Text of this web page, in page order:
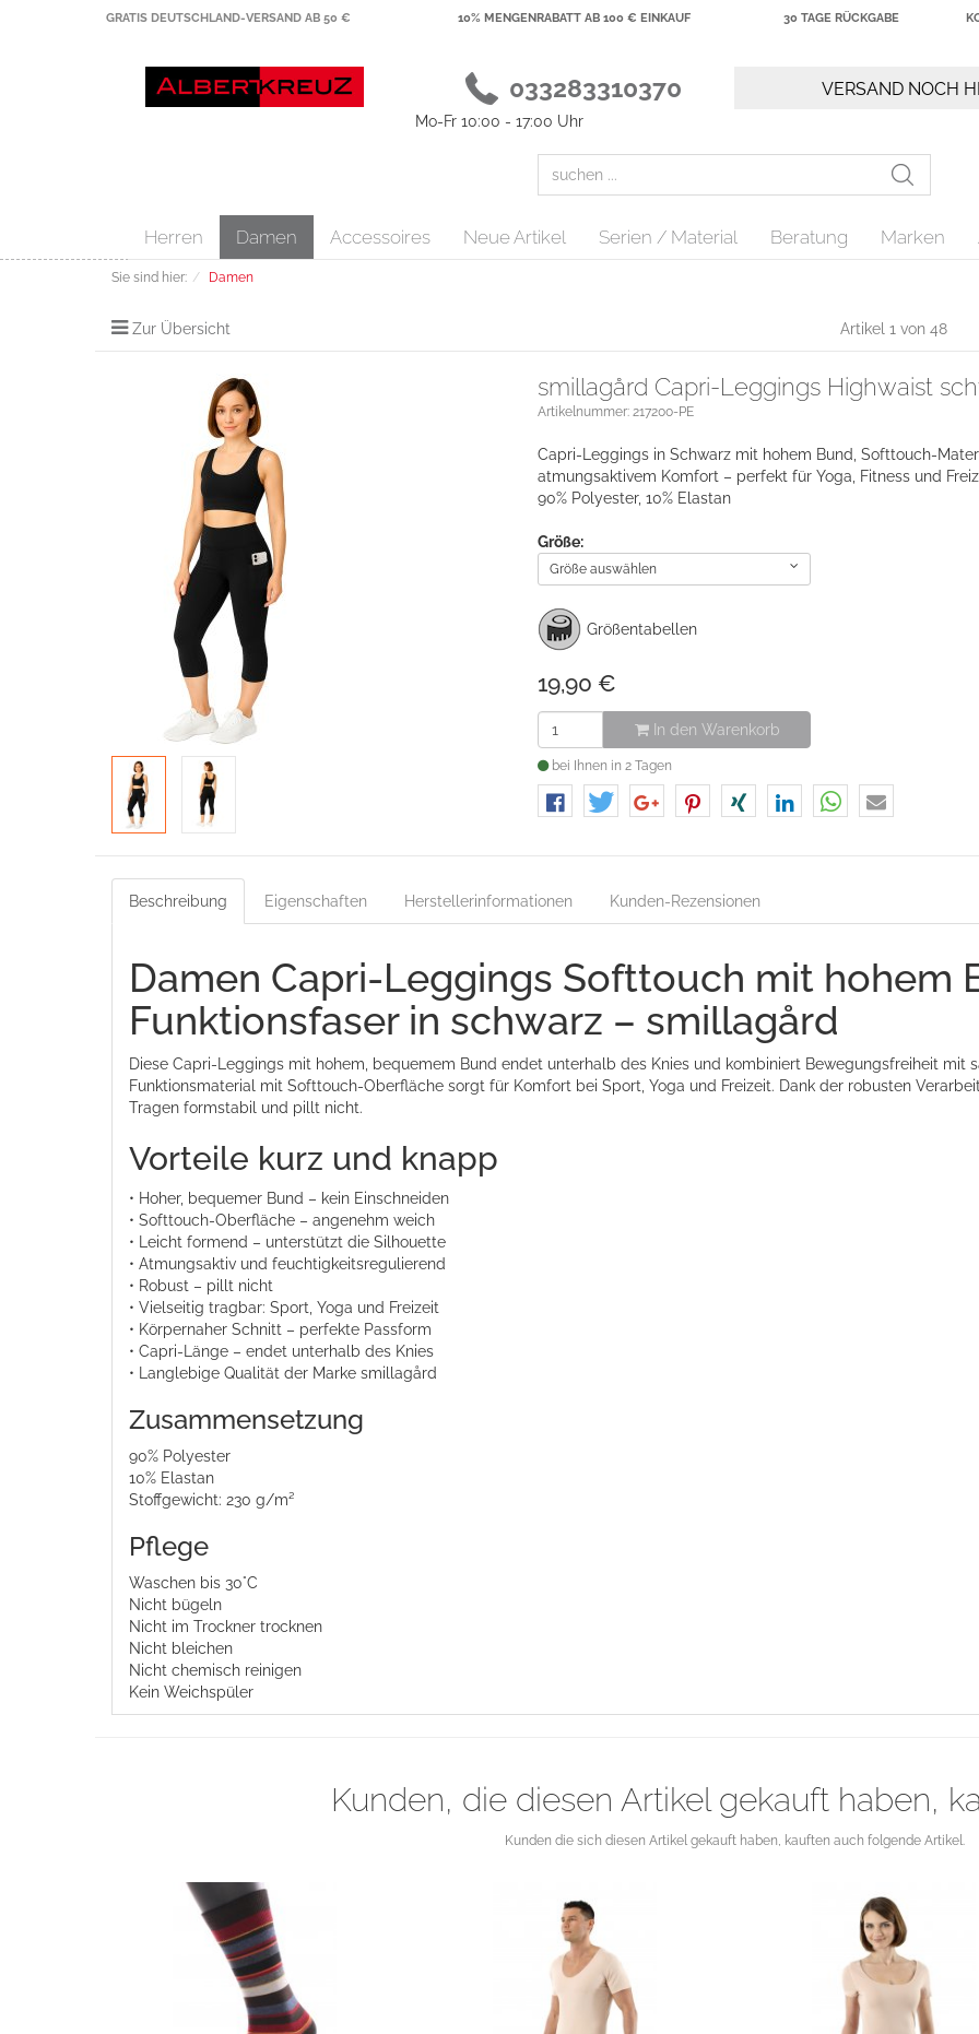
GRATIS DEUTSCHLAND-VERSAND AB 50 € 10% MENGENRABATT AB 100 € EINKAUF 30 TAGE RÜCKGABE
033283310370
Mo-Fr 10:00 - 17:00 Uhr
VERSAND NOCH
Herren Damen Accessoires Neue Artikel Serien / Material Beratung Marken
Sie sind hier: Damen
Zur Übersicht Artikel 1 von 48
smillagård Capri-Leggings Highwaist
Artikelnummer: 217200-PE
Capri-Leggings in Schwarz mit hohem Bund, Softtouch-
atmungsaktivem Komfort – perfekt für Yoga, Fitness und
90% Polyester, 10% Elastan
Größe:
Größe auswählen
Größentabellen
19,90 €
In den Warenkorb
bei Ihnen in 2 Tagen
Beschreibung Eigenschaften Herstellerinformationen Kunden-Rezensionen
Damen Capri-Leggings Softtouch mit hohem
Funktionsfaser in schwarz – smillagård
Diese Capri-Leggings mit hohem, bequemem Bund endet unterhalb des Knies und kombiniert Bewegungsfreiheit mit
Funktionsmaterial mit Softtouch-Oberfläche sorgt für Komfort bei Sport, Yoga und Freizeit. Dank der robusten
Tragen formstabil und pillt nicht.
Vorteile kurz und knapp
• Hoher, bequemer Bund – kein Einschneiden
• Softtouch-Oberfläche – angenehm weich
• Leicht formend – unterstützt die Silhouette
• Atmungsaktiv und feuchtigkeitsregulierend
• Robust – pillt nicht
• Vielseitig tragbar: Sport, Yoga und Freizeit
• Körpernaher Schnitt – perfekte Passform
• Capri-Länge – endet unterhalb des Knies
• Langlebige Qualität der Marke smillagård
Zusammensetzung
90% Polyester
10% Elastan
Stoffgewicht: 230 g/m²
Pflege
Waschen bis 30°C
Nicht bügeln
Nicht im Trockner trocknen
Nicht bleichen
Nicht chemisch reinigen
Kein Weichspüler
Kunden, die diesen Artikel gekauft haben,
Kunden die sich diesen Artikel gekauft haben, kauften auch folgende Artikel.